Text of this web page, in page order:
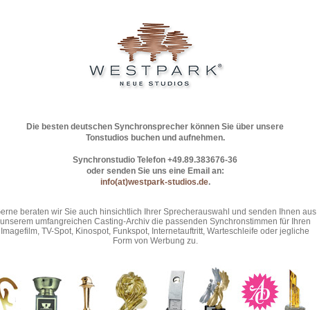
Die besten deutschen Synchronsprecher können Sie über unsere
Tonstudios buchen und aufnehmen.
Synchronstudio Telefon +49.89.383676-36
oder senden Sie uns eine Email an:
info(at)westpark-studios.de.
beraten wir Sie auch hinsichtlich Ihrer Sprecherauswahl und senden Ihnen aus
unserem umfangreichen Casting-Archiv die passenden Synchronstimmen für Ihren
Imagefilm, TV-Spot, Kinospot, Funkspot, Internetauftritt, Warteschleife oder jegliche
Form von Werbung zu.